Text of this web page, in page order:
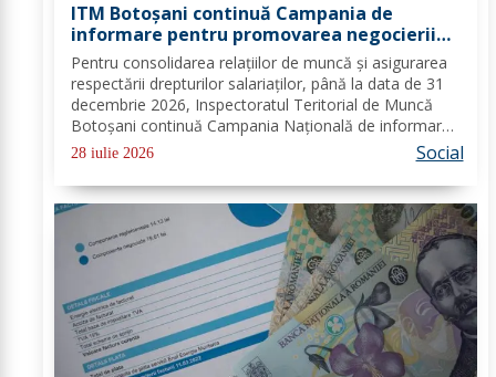
ITM Botoșani continuă Campania de
informare pentru promovarea negocierii
colective la nivelul angajatorilor din
sectorul public și privat
Pentru consolidarea relațiilor de muncă și asigurarea
respectării drepturilor salariaților, până la data de 31
decembrie 2026, Inspectoratul Teritorial de Muncă
Botoșani continuă Campania Națională de informare
pentru promovarea negocierilor colective la nivelul
28 iulie 2026 Social